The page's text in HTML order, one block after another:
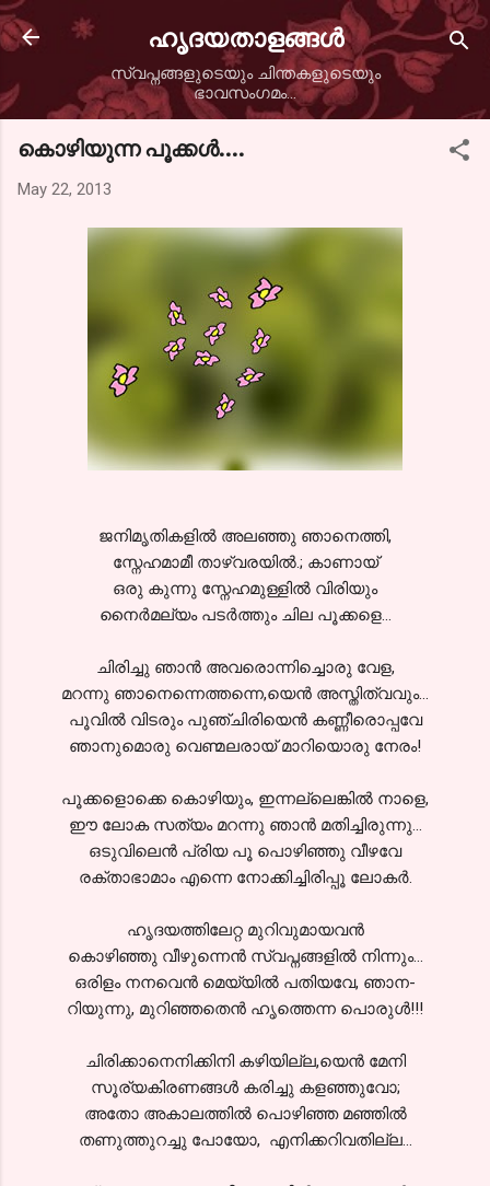
Skip to main content
ഹൃദയതാളങ്ങള്‍
സ്വപ്നങ്ങളുടെയും ചിന്തകളുടെയും
ഭാവസംഗമം...
കൊഴിയുന്ന പൂക്കള്‍....
May 22, 2013
ജനിമൃതികളില്‍ അലഞ്ഞു ഞാനെത്തി,
സ്നേഹമാമീ താഴ്വരയില്‍.; കാണായ്
ഒരു കുന്നു സ്നേഹമുള്ളില്‍ വിരിയും
നൈര്‍മല്യം പടര്‍ത്തും ചില പൂക്കളെ...
ചിരിച്ചു ഞാന്‍ അവരൊന്നിച്ചൊരു വേള,
മറന്നു ഞാനെന്നെത്തന്നെ,യെന്‍ അസ്തിത്വവും...
പൂവില്‍ വിടരും പുഞ്ചിരിയെന്‍ കണ്ണീരൊപ്പവേ
ഞാനുമൊരു വെണ്മലരായ് മാറിയൊരു നേരം!
പൂക്കളൊക്കെ കൊഴിയും, ഇന്നല്ലെങ്കില്‍ നാളെ,
ഈ ലോക സത്യം മറന്നു ഞാന്‍ മതിച്ചിരുന്നു...
ഒടുവിലെന്‍ പ്രിയ പൂ പൊഴിഞ്ഞു വീഴവേ
രക്താഭാമാം എന്നെ നോക്കിച്ചിരിപ്പൂ ലോകര്‍.
ഹൃദയത്തിലേറ്റ മുറിവുമായവന്‍
കൊഴിഞ്ഞു വീഴുന്നെന്‍ സ്വപ്നങ്ങളില്‍ നിന്നും...
ഒരിളം നനവെന്‍ മെയ്യില്‍ പതിയവേ, ഞാന-
റിയുന്നു, മുറിഞ്ഞതെന്‍ ഹൃത്തെന്ന പൊരുള്‍!!!
ചിരിക്കാനെനിക്കിനി കഴിയില്ല,യെന്‍ മേനി
സൂര്യകിരണങ്ങള്‍ കരിച്ചു കളഞ്ഞുവോ;
അതോ അകാലത്തില്‍ പൊഴിഞ്ഞ മഞ്ഞില്‍
തണുത്തുറച്ചു പോയോ, എനിക്കറിവതില്ല...